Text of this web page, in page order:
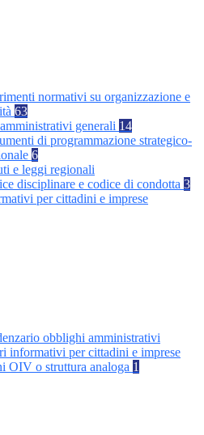
normativi su organizzazione e
63
generali 14
di programmazione strategico-
6
e leggi regionali
disciplinare e codice di condotta 3
per cittadini e imprese
obblighi amministrativi
informativi per cittadini e imprese
OIV o struttura analoga 1